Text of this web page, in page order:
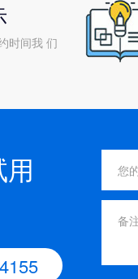
时间我 们